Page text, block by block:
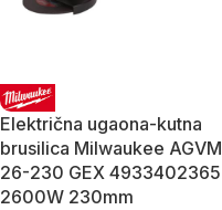
Električna ugaona-kutna
brusilica Milwaukee AGVM
26-230 GEX 4933402365
2600W 230mm